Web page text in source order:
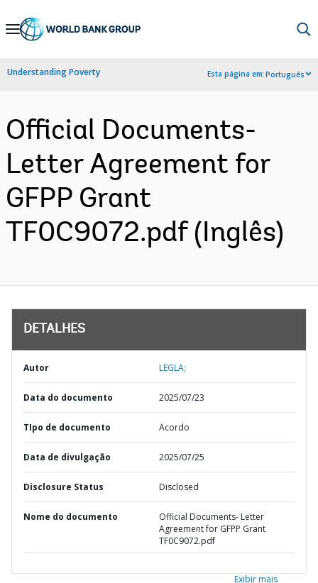
Skip
Navigation
Understanding Poverty Esta página em:Português
Official Documents-
Letter Agreement for
GFPP Grant
TF0C9072.pdf (Inglês)
DETALHES
Autor LEGLA;
Data do documento 2025/07/23
TIpo de documento Acordo
Data de divulgação 2025/07/25
Disclosure Status Disclosed
Nome do documento
Official Documents- Letter
Agreement for GFPP Grant
TF0C9072.pdf
Exibir mais